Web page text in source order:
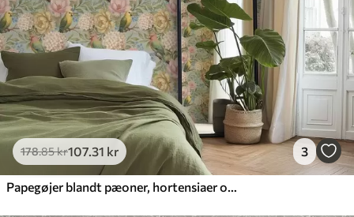
178.85kr107.31 kr 3
Papegøjer blandt pæoner, hortensiaer og magnolier